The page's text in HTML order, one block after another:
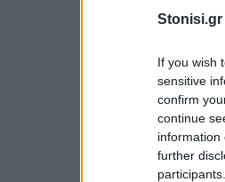
Stonisi.gr
If you wish
sensitive
confirm
continue
information
further